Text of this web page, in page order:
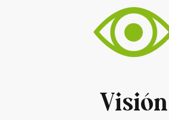
Visión